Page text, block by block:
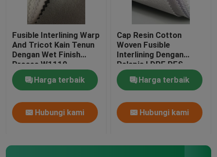
Fusible Interlining Warp
And Tricot Kain Tenun
Dengan Wet Finish
Proses W1110
Harga terbaik
Hubungi kami
Cap Resin Cotton
Woven Fusible
Interlining Dengan
Pelapis LDPE PES
Harga terbaik
Hubungi kami